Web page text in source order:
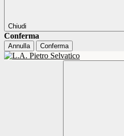
Chiudi
Conferma
Annulla Conferma